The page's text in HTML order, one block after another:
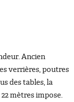
Ancien
verrières, poutres
des tables, la
mètres impose.